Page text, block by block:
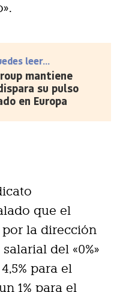
leer...
mantiene
su pulso
en Europa
que el
la dirección
del «0%»
para el
1% para el